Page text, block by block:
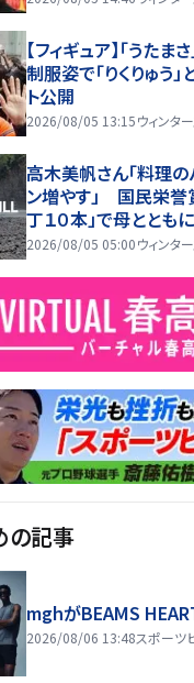
【フィギュア】「うたま
制服姿で「りくりゅう
ト公開
2026/08/05 13:15ウィンタ
高木美帆さん「料理の
ン増やす」 国民栄誉
丁１０本」で母とと
理は無水カレー
2026/08/05 05:00ウィンタ
の記事
mghがBEAMS
2026/08/06 13:48スポーツ